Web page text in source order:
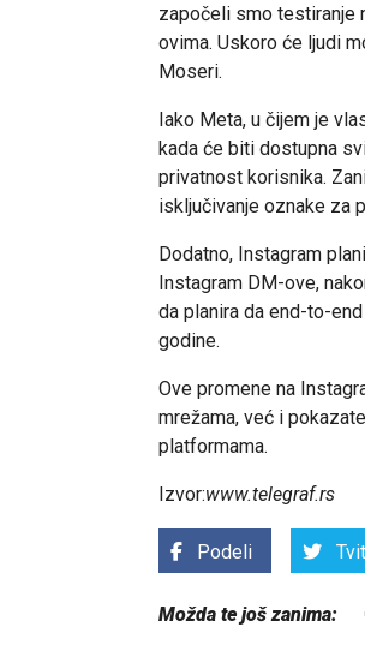
započeli smo testiranje
ovima. Uskoro će ljudi
Moseri.
Iako Meta, u čijem je
kada će biti dostupna
privatnost korisnika.
isključivanje oznake za
Dodatno, Instagram
Instagram DM-ove,
da planira da end-to-
godine.
Ove promene na
mrežama, već i
platformama.
Izvor:www.telegraf.rs
Podeli
Možda te još zanima: